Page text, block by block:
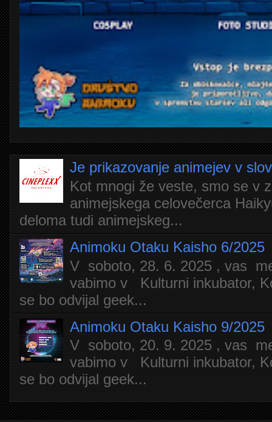
Je prikazovanje animejev v
Kot mnogi že veste, smo se v
animejskega celovečerca
deloma tudi animejskeg...
Animoku Otaku Kaisho 6/2025
V soboto, 28. 6. 2025 , vas
vabimo v Kulturni inkubator,
se bo odvijal geek...
Animoku Otaku Kaisho 9/2025
V soboto, 20. 9. 2025 , vas
vabimo v Kulturni inkubator,
se bo odvijal geek...